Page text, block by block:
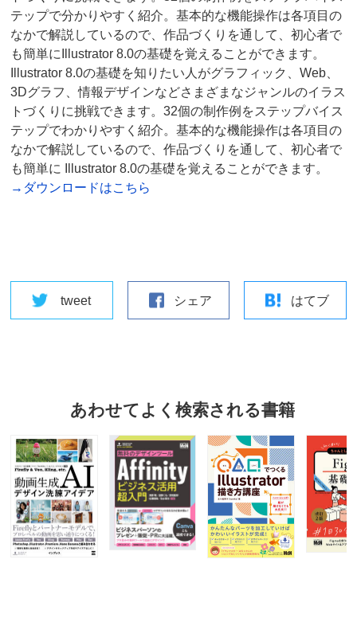
テップで分かりやすく紹介。基本的な機能操作は各項目の
なかで解説しているので、作品づくりを通して、初心者で
も簡単にIllustrator 8.0の基礎を覚えることができます。
Illustrator 8.0の基礎を知りたい人がグラフィック、Web、
3Dグラフ、情報デザインなどさまざまなジャンルのイラス
トづくりに挑戦できます。32個の制作例をステップバイス
テップでわかりやすく紹介。基本的な機能操作は各項目の
なかで解説しているので、作品づくりを通して、初心者で
も簡単に Illustrator 8.0の基礎を覚えることができます。
→ダウンロードはこちら
tweet シェア はてブ
あわせてよく検索される書籍